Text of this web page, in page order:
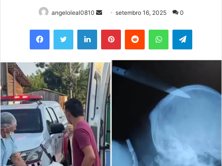
angeloleal0810
Mande
mail
setembro 16, 2025 0
FacebookTwitter LinkedinPinterestReddit WhatsAppTelegram